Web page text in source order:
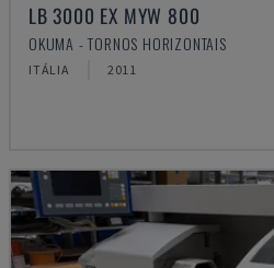
LB 3000 EX MYW 800
OKUMA - TORNOS HORIZONTAIS
ITÁLIA 2011